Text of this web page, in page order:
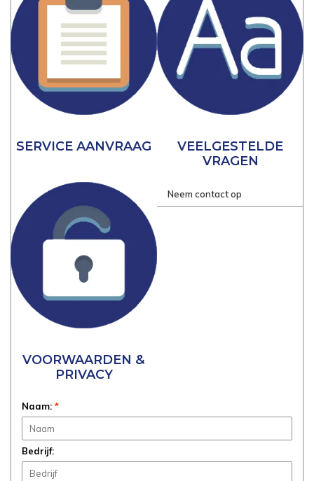
SERVICE AANVRAAG
VEELGESTELDE
VRAGEN
VOORWAARDEN &
PRIVACY
Neem contact op
Naam: *
Bedrijf: